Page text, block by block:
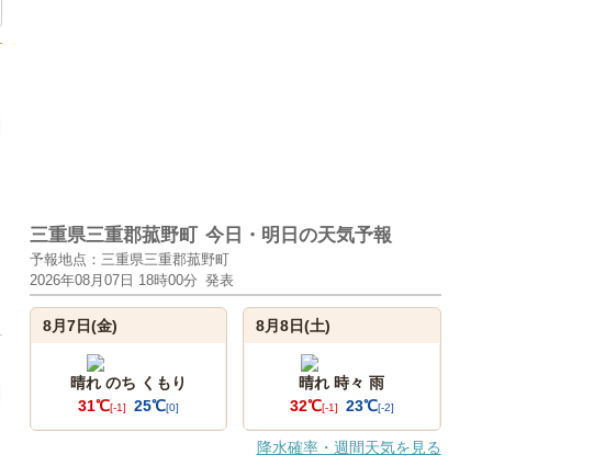
三重県三重郡菰野町 今日・明日の天気予報
予報地点：三重県三重郡菰野町
2026年08月07日 18時00分 発表
8月7日(金)
晴れ のち くもり
31℃[-1] 25℃[0]
8月8日(土)
晴れ 時々 雨
32℃[-1] 23℃[-2]
降水確率・週間天気を見る